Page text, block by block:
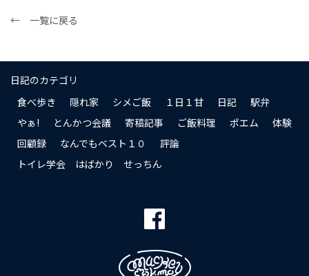
← 一覧に戻る
日記のカテゴリ
食べ歩き
隠れ家 シメご飯 １日１甘 日記
駅弁
やぁ!
とんかつ会議 寄稿記事 ご飯料理 ポエム
体験
回顧録
なんでもベスト１０
評論
トイレ学会 はばかり せっちん